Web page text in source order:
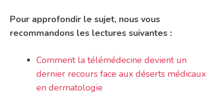
Pour approfondir le sujet, nous vous
recommandons les lectures suivantes :
Comment la télémédecine devient un
dernier recours face aux déserts médicaux
en dermatologie